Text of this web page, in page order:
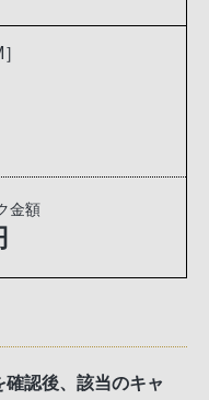
金額
認後、該当のキャ